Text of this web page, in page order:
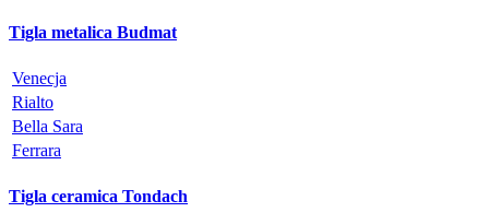
Tigla metalica Budmat
Venecja
Rialto
Bella Sara
Ferrara
Tigla ceramica Tondach